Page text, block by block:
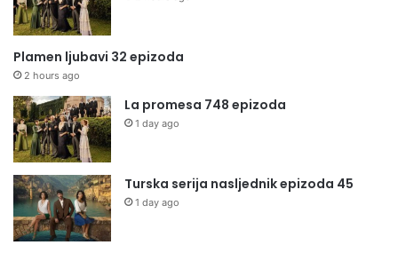
Plamen ljubavi 32 epizoda
2 hours ago
La promesa 748 epizoda
1 day ago
Turska serija nasljednik epizoda 45
1 day ago